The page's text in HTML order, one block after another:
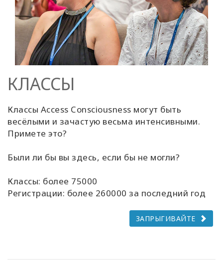
КЛАССЫ
Классы Access Consciousness могут быть
весёлыми и зачастую весьма интенсивными.
Примете это?
Были ли бы вы здесь, если бы не могли?
Классы: более 75000
Регистрации: более 260000 за последний год
ЗАПРЫГИВАЙТЕ